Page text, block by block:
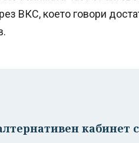
ВКС, което говори
кабинет